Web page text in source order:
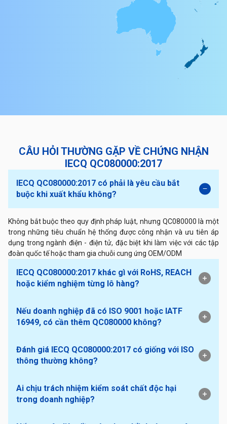
CÂU HỎI THƯỜNG GẶP VỀ CHỨNG NHẬN
IECQ QC080000:2017
IECQ QC080000:2017 có phải là yêu cầu bắt
buộc khi xuất khẩu không?
Không bắt buộc theo quy định pháp luật, nhưng QC080000 là một
trong những tiêu chuẩn hệ thống được công nhận và ưu tiên áp
dụng trong ngành điện - điện tử, đặc biệt khi làm việc với các tập
đoàn quốc tế hoặc tham gia chuỗi cung ứng OEM/ODM
IECQ QC080000:2017 khác gì với RoHS, REACH
hoặc kiểm nghiệm từng lô hàng?
Nếu doanh nghiệp đã có ISO 9001 hoặc IATF
16949, có cần thêm QC080000 không?
Đánh giá IECQ QC080000:2017 có giống với ISO
thông thường không?
Ai chịu trách nhiệm kiểm soát chất độc hại
trong doanh nghiệp?